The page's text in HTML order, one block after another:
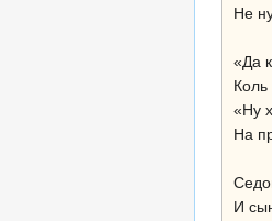
Не
«Да
Коль
«Ну
На
И